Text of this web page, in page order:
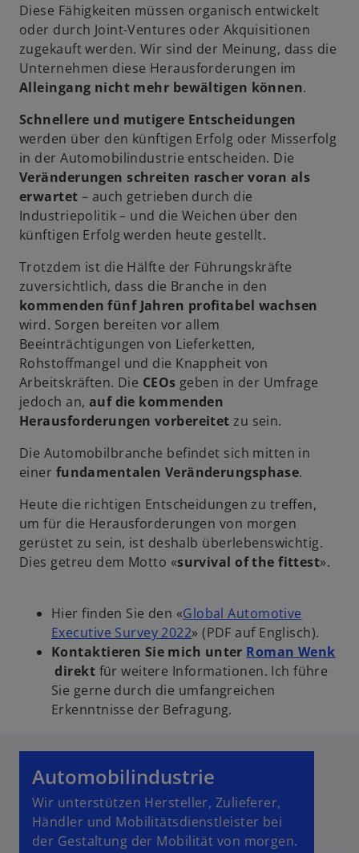
Diese Fähigkeiten müssen organisch entwickelt
oder durch Joint-Ventures oder Akquisitionen
zugekauft werden. Wir sind der Meinung, dass die
Unternehmen diese Herausforderungen im
Alleingang nicht mehr bewältigen können.
Schnellere und mutigere Entscheidungen
werden über den künftigen Erfolg oder Misserfolg
in der Automobilindustrie entscheiden. Die
Veränderungen schreiten rascher voran als
erwartet – auch getrieben durch die
Industriepolitik – und die Weichen über den
künftigen Erfolg werden heute gestellt.
Trotzdem ist die Hälfte der Führungskräfte
zuversichtlich, dass die Branche in den
kommenden fünf Jahren profitabel wachsen
wird. Sorgen bereiten vor allem
Beeinträchtigungen von Lieferketten,
Rohstoffmangel und die Knappheit von
Arbeitskräften. Die CEOs geben in der Umfrage
jedoch an, auf die kommenden
Herausforderungen vorbereitet zu sein.
Die Automobilbranche befindet sich mitten in
einer fundamentalen Veränderungsphase.
Heute die richtigen Entscheidungen zu treffen,
um für die Herausforderungen von morgen
gerüstet zu sein, ist deshalb überlebenswichtig.
Dies getreu dem Motto «survival of the fittest».
Hier finden Sie den «Global Automotive
Executive Survey 2022w
i
r
d
i
e
n
e
r
n
» (PDF auf Englisch).
Kontaktieren Sie mich unter Roman Wenk
w
i
r
i
e
i
n
e
direkt für weitere Informationen. Ich führe
Sie gerne durch die umfangreichen
Erkenntnisse der Befragung.
Automobilindustrie
Wir unterstützen Hersteller, Zulieferer,
Händler und Mobilitätsdienstleister bei
der Gestaltung der Mobilität von morgen.